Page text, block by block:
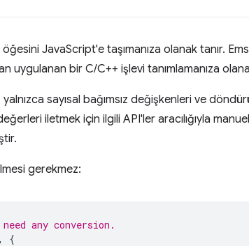
öğesini JavaScript'e taşımanıza olanak tanır.
uygulanan bir C/C++ işlevi tanımlamanıza
sayısal bağımsız değişkenleri ve
iletmek için ilgili API'ler aracılığıyla
gerekmez:
any conversion.
{